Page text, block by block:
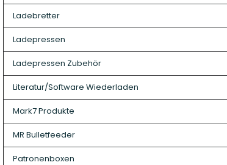
Patronenboxen Kurzwaffe
Patronenboxen
Langwaffe
Aufbewahrungsboxen/Sonstige
Boxen
Ladebretter
Ladepressen
Ladepressen Zubehör
Literatur/Software Wiederladen
Mark7 Produkte
MR Bulletfeeder
Patronenboxen